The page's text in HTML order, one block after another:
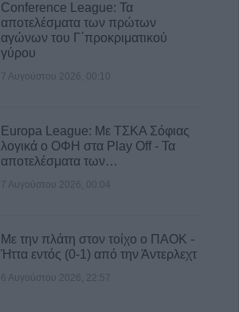
Conference League: Τα
αποτελέσματα των πρώτων
αγώνων του Γ΄προκριματικού
γύρου
7 Αυγούστου 2026, 00:10
Europa League: Με ΤΣΚΑ Σόφιας
λογικά ο ΟΦΗ στα Play Off - Τα
αποτελέσματα των…
7 Αυγούστου 2026, 00:04
Με την πλάτη στον τοίχο ο ΠΑΟΚ -
Ήττα εντός (0-1) από την Άντερλεχτ
6 Αυγούστου 2026, 22:57